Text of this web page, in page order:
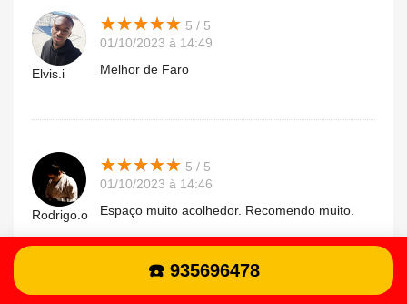
Elvis.i
★★★★★
★★★★★ 5 / 5
01/10/2023 à 14:49
Melhor de Faro
Rodrigo.o
★★★★★
★★★★★ 5 / 5
01/10/2023 à 14:46
Espaço muito acolhedor. Recomendo muito.
☎️ 935696478